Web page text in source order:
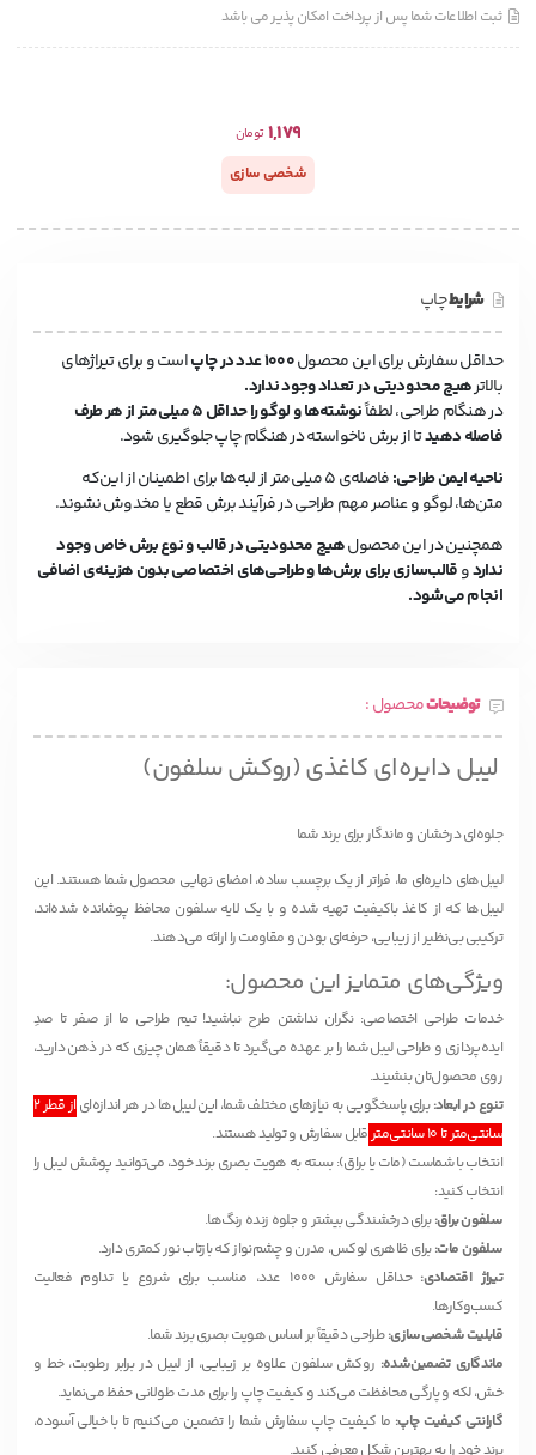
ثبت اطلاعات شما پس از پرداخت امکان پذیر می باشد
تومان 1,179
شخصی سازی
شرایطچاپ
حداقل سفارش برای این محصول۱۰0۰ عدد در چاپ
است و برای تیراژهای
بالاترهیچ محدودیتی در تعداد وجود ندارد.
در هنگام طراحی، لطفاً
نوشته‌ها و لوگو را حداقل ۵ میلی‌متر از هر طرف
فاصله دهیدتا از برش ناخواسته در هنگام چاپ جلوگیری شود.
ناحیه ایمن طراحی:
فاصله‌ی ۵ میلی‌متر از لبه‌ها برای اطمینان از این‌که
متن‌ها، لوگو و عناصر مهم طراحی در فرآیند برش قطع یا مخدوش نشوند.
همچنین در این محصولهیچ محدودیتی در قالب و نوع برش خاص وجود
نداردوقالب‌سازی برای برش‌ها و طراحی‌های اختصاصی بدون هزینه‌ی اضافی
انجام می‌شود.
توضیحاتمحصول :
لیبل دایره‌ای کاغذی (روکش سلفون)
جلوه‌ای درخشان و ماندگار برای برند شما
لیبل‌های دایره‌ای ما، فراتر از یک برچسب ساده، امضای نهایی محصول شما هستند. این
لیبل‌ها که از کاغذ باکیفیت تهیه شده و با یک لایه سلفون محافظ پوشانده شده‌اند،
ترکیبی بی‌نظیر از زیبایی، حرفه‌ای بودن و مقاومت را ارائه می‌دهند.
ویژگی‌های متمایز این محصول:
خدمات طراحی اختصاصی: نگران نداشتن طرح نباشید! تیم طراحی ما از صفر تا صدِ
ایده‌پردازی و طراحی لیبل شما را بر عهده می‌گیرد تا دقیقاً همان چیزی که در ذهن دارید،
روی محصول‌تان بنشیند.
تنوع در ابعاد:برای پاسخگویی به نیازهای مختلف شما، این لیبل‌ها در هر اندازه‌ای
از قطر 2
سانتی‌متر تا 10 سانتی‌متر
قابل سفارش و تولید هستند.
انتخاب با شماست (مات یا براق): بسته به هویت بصری برند خود، می‌توانید پوشش لیبل را
انتخاب کنید:
سلفون براق:برای درخشندگی بیشتر و جلوه زنده رنگ‌ها.
سلفون مات:برای ظاهری لوکس، مدرن و چشم‌نواز که بازتاب نور کمتری دارد.
تیراژ اقتصادی:
حداقل سفارش 1000 عدد، مناسب برای شروع یا تداوم فعالیت
کسب‌وکارها.
قابلیت شخصی‌سازی:طراحی دقیقاً بر اساس هویت بصری برند شما.
ماندگاری تضمین‌شده: روکش سلفون علاوه بر زیبایی، از لیبل در برابر رطوبت، خط و
خش، لکه و پارگی محافظت می‌کند و کیفیت چاپ را برای مدت طولانی حفظ می‌نماید.
گارانتی کیفیت چاپ: ما کیفیت چاپ سفارش شما را تضمین می‌کنیم تا با خیالی آسوده،